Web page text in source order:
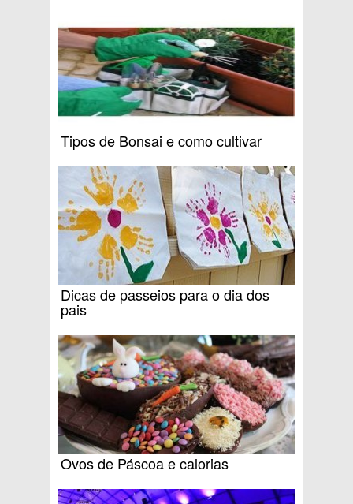
Tipos de Bonsai e como cultivar
Dicas de passeios para o dia dos
pais
Ovos de Páscoa e calorias